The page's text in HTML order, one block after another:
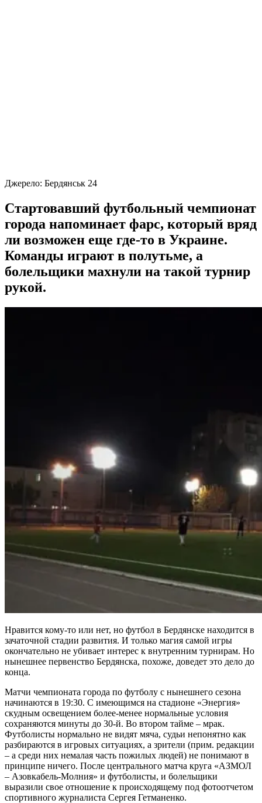
Джерело: Бердянськ 24
Стартовавший футбольный чемпионат
города напоминает фарс, который вряд
ли возможен еще где-то в Украине.
Команды играют в полутьме, а
болельщики махнули на такой турнир
рукой.
Нравится кому-то или нет, но футбол в Бердянске находится в
зачаточной стадии развития. И только магия самой игры
окончательно не убивает интерес к внутренним турнирам. Но
нынешнее первенство Бердянска, похоже, доведет это дело до
конца.
Матчи чемпионата города по футболу с нынешнего сезона
начинаются в 19:30. С имеющимся на стадионе «Энергия»
скудным освещением более-менее нормальные условия
сохраняются минуты до 30-й. Во втором тайме – мрак.
Футболисты нормально не видят мяча, судьи непонятно как
разбираются в игровых ситуациях, а зрители (прим. редакции
– а среди них немалая часть пожилых людей) не понимают в
принципе ничего. После центрального матча круга «АЗМОЛ
– Азовкабель-Молния» и футболисты, и болельщики
выразили свое отношение к происходящему под фотоотчетом
спортивного журналиста Сергея Гетманенко.